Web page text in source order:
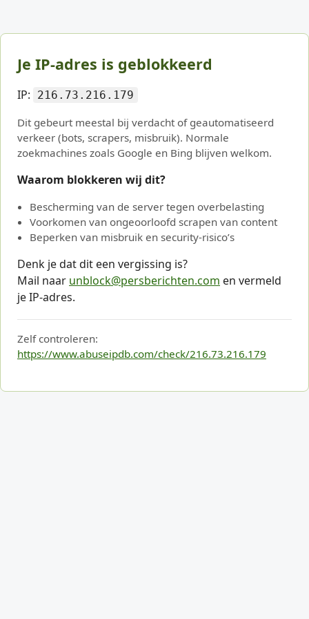
Je IP-adres is geblokkeerd
IP: 216.73.216.179
Dit gebeurt meestal bij verdacht of geautomatiseerd
verkeer (bots, scrapers, misbruik). Normale
zoekmachines zoals Google en Bing blijven welkom.
Waarom blokkeren wij dit?
Bescherming van de server tegen overbelasting
Voorkomen van ongeoorloofd scrapen van content
Beperken van misbruik en security-risico’s
Denk je dat dit een vergissing is?
Mail naar unblock@persberichten.com en vermeld
je IP-adres.
Zelf controleren:
https://www.abuseipdb.com/check/216.73.216.179